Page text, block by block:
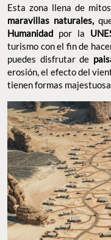
Esta zona llena de
maravillas naturales,
Humanidad por la
turismo con el fin de
puedes disfrutar de
erosión, el efecto del
tienen formas